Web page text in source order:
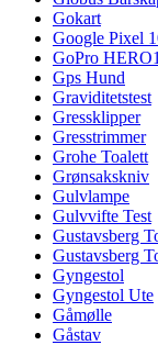
Gokart
Google Pixel
GoPro
Gps Hund
Graviditetstest
Gressklipper
Gresstrimmer
Grohe Toalett
Grønsakskniv
Gulvlampe
Gulvvifte Test
Gustavsberg
Gustavsberg
Gyngestol
Gyngestol Ute
Gåmølle
Gåstav